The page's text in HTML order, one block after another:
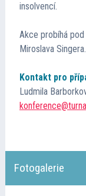
insolvencí.
Akce probíhá
Miroslava Singera.
Kontakt pro
Ludmila
Fotogalerie